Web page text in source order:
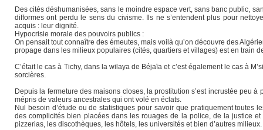
Des cités déshumanisées, sans le moindre espace vert, sans banc public,
difformes ont perdu le sens du civisme. Ils ne s’entendent plus pour
acquis : leur dignité.
Hypocrisie morale des pouvoirs publics :
On pensait tout connaître des émeutes, mais voilà qu’on découvre des
propage dans les milieux populaires (cités, quartiers et villages) est en train
C’était le cas à Tichy, dans la wilaya de Béjaïa et c’est également le cas à
sorcières.
Depuis la fermeture des maisons closes, la prostitution s’est incrustée peu
mépris de valeurs ancestrales qui ont volé en éclats.
Nul besoin d’étude ou de statistiques pour savoir que pratiquement toutes
des complicités bien placées dans les rouages de la police, de la justice
pizzerias, les discothèques, les hôtels, les universités et bien d’autres milieux.